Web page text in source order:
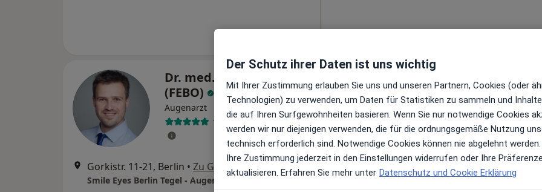
Dr. med. Robert Berg
(FEBO)
Augenarzt
1 Bewertung
Gorkistr. 11-21, Berlin • Zu Google Maps
6 Aug 7 Aug 8 Aug 9 Aug
Online-Terminbuchung nicht verfügbar
Terminanfrage senden
Der Schutz ihrer Daten ist uns wichtig
Mit Ihrer Zustimmung erlauben Sie uns und unseren Partnern, Cookies (oder
Technologien) zu verwenden, um Daten für Statistiken zu sammeln und
die auf Ihren Surfgewohnheiten basieren. Wenn Sie nur notwendige Cookies
werden wir nur diejenigen verwenden, die für die ordnungsgemäße Nutzung
technisch erforderlich sind. Notwendige Cookies können nie abgelehnt werden.
Ihre Zustimmung jederzeit in den Einstellungen widerrufen oder Ihre
aktualisieren. Erfahren Sie mehr unter Datenschutz und Cookie Erklärung